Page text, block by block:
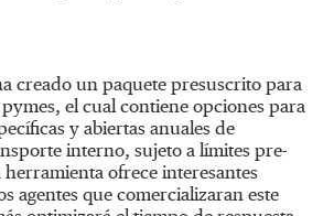
creado un paquete presuscrito para
el cual contiene opciones para
y abiertas anuales de
interno, sujeto a límites pre-
herramienta ofrece interesantes
agentes que comercializaran este